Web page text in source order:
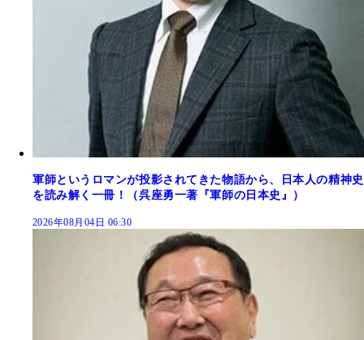
軍師というロマンが投影されてきた物語から、日本人の精神史
を読み解く一冊！（呉座勇一著『軍師の日本史』）
2026年08月04日 06:30